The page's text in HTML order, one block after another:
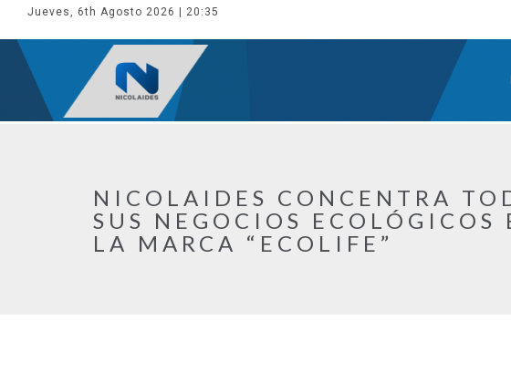
Jueves, 6th Agosto 2026 | 20:35
NICOLAIDES CONCENTRA
SUS NEGOCIOS ECOLÓGICOS
LA MARCA “ECOLIFE”